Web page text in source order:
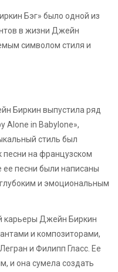
Бэг» было одной из
в жизни Джейн
символом стиля и
Биркин выпустила ряд
Alone in Babylone»,
стиль был
песни на французском
ее песни были написаны
и эмоциональным
карьеры Джейн Биркин
и композиторами,
и Филипп Гласс. Ее
и она сумела создать